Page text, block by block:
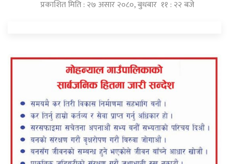
प्रकाशित मिति : २७ असार २०८०, बुधबार ११ : २२ बजे